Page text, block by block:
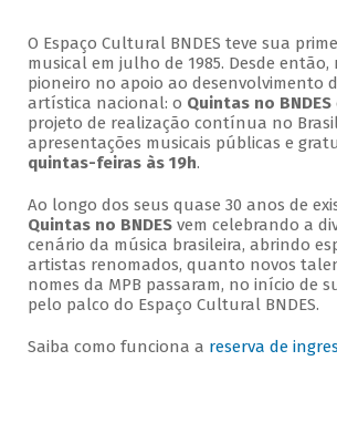
O Espaço Cultural BNDES teve sua
musical em julho de 1985. Desde
pioneiro no apoio ao desenvolvimento
artística nacional: o Quintas no BNDES
projeto de realização contínua no
apresentações musicais públicas e
quintas-feiras às 19h.
Ao longo dos seus quase 30 anos de
Quintas no BNDESvem celebrando a
cenário da música brasileira, abrindo
artistas renomados, quanto novos
nomes da MPB passaram, no início de
pelo palco do Espaço Cultural BNDES.
Saiba como funciona a reserva de